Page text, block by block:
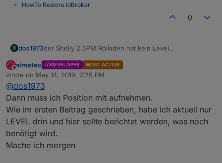
HowTo Restore ioBroker
0
D dos1973 der Shelly 2.5PM Rolladen hat kein Level
Edit: Sorry. Position= level
Offline
simatec DEVELOPER MOST ACTIVE
wrote on May 14, 2019, 7:25 PM
last edited by
@dos1973
Dann muss ich Position mit aufnehmen.
Wie im ersten Beitrag geschrieben, habe ich aktuell nur
LEVEL drin und hier sollte berichtet werden, was noch
benötigt wird.
Mache ich morgen